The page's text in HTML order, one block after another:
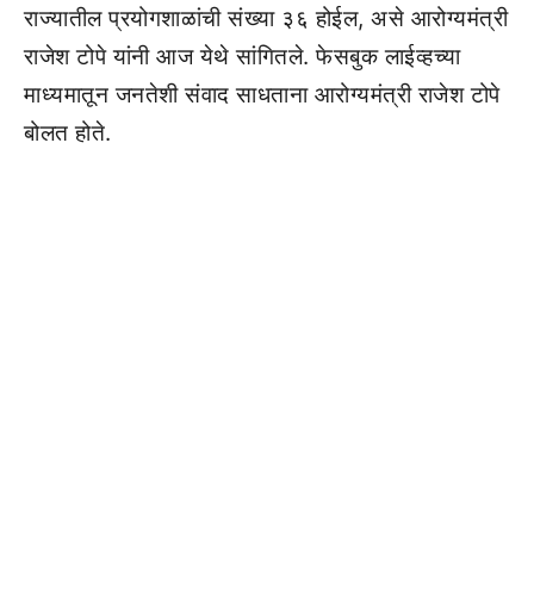
राज्यातील प्रयोगशाळांची संख्या ३६ होईल, असे आरोग्यमंत्री
राजेश टोपे यांनी आज येथे सांगितले. फेसबुक लाईव्हच्या
माध्यमातून जनतेशी संवाद साधताना आरोग्यमंत्री राजेश टोपे
बोलत होते.